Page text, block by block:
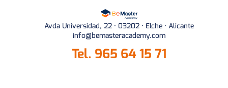
Avda Universidad, 22 · 03202 · Elche · Alicante
info@bemasteracademy.com
Tel. 965 64 15 71